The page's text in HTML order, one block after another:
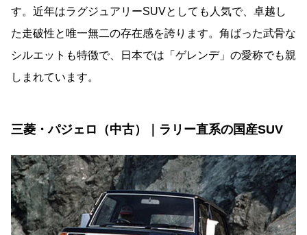
す。近年はラグジュアリーSUVとしても人気で、卓越し
た走破性と唯一無二の存在感を誇ります。角ばった武骨な
シルエットも特徴で、日本では「ゲレンデ」の愛称でも親
しまれています。
三菱・パジェロ（中古）｜ラリー直系の国産SUV